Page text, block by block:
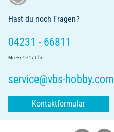
Hast du noch Fragen?
04231 - 66811
Mo.-Fr. 9 - 17 Uhr
service@vbs-hobby.com
Kontaktformular